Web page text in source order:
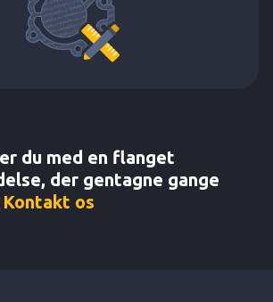
du med en flanget
der gentagne gange
Kontakt os